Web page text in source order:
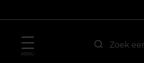
MENU